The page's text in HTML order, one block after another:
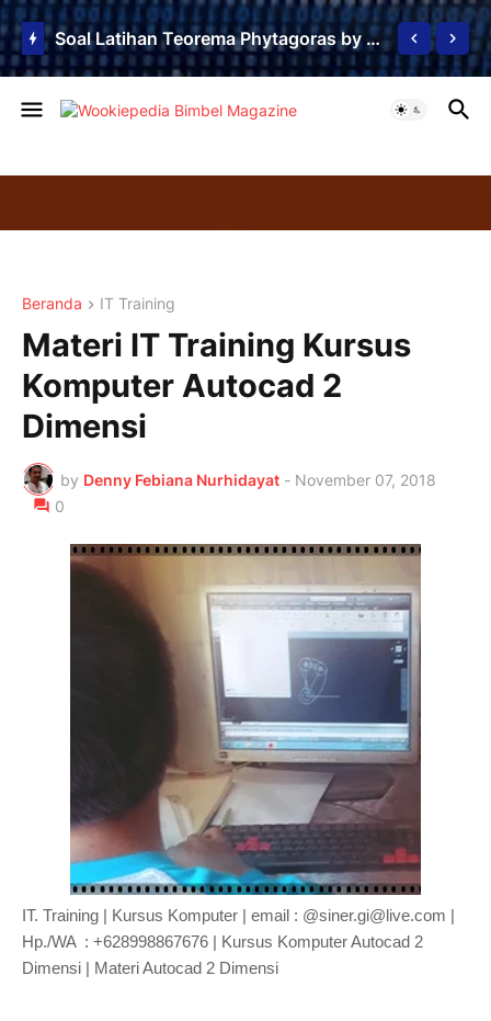
Soal Latihan Teorema Phytagoras by Bimbel Jakarta Timur
Beranda IT Training
Materi IT Training Kursus
Komputer Autocad 2
Dimensi
by Denny Febiana Nurhidayat - November 07, 2018
0
IT. Training | Kursus Komputer | email : @siner.gi@live.com |
Hp./WA : +628998867676 | Kursus Komputer Autocad 2
Dimensi | Materi Autocad 2 Dimensi